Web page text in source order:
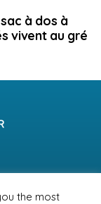
à dos à
vivent au gré
the most